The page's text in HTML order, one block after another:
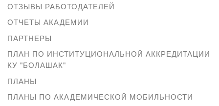
ОТЗЫВЫ РАБОТОДАТЕЛЕЙ
ОТЧЕТЫ АКАДЕМИИ
ПАРТНЕРЫ
ПЛАН ПО ИНСТИТУЦИОНАЛЬНОЙ АККРЕДИТАЦИИ
КУ "БОЛАШАК"
ПЛАНЫ
ПЛАНЫ ПО АКАДЕМИЧЕСКОЙ МОБИЛЬНОСТИ